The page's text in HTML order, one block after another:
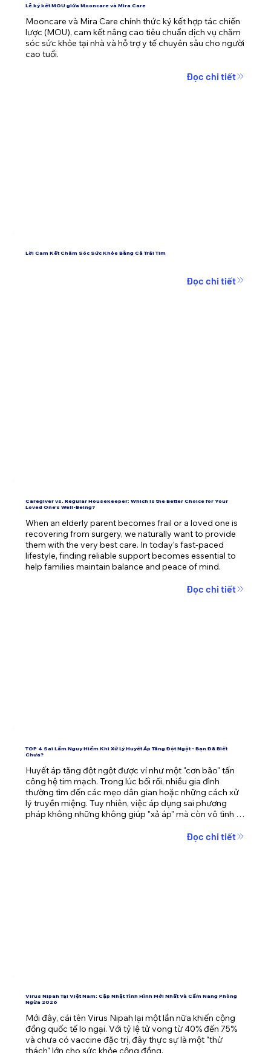
Lễ ký kết MOU giữa Mooncare và Mira Care
Mooncare và Mira Care chính thức ký kết hợp tác chiến
lược (MOU), cam kết nâng cao tiêu chuẩn dịch vụ chăm
sóc sức khỏe tại nhà và hỗ trợ y tế chuyên sâu cho người
cao tuổi.
Đọc chi tiết
Lời Cam Kết Chăm Sóc Sức Khỏe Bằng Cả Trái Tim
Đọc chi tiết
Caregiver vs. Regular Housekeeper: Which Is the Better Choice for Your
Loved One’s Well-Being?
When an elderly parent becomes frail or a loved one is
recovering from surgery, we naturally want to provide
them with the very best care. In today’s fast-paced
lifestyle, finding reliable support becomes essential to
help families maintain balance and peace of mind.
Đọc chi tiết
TOP 4 Sai Lầm Nguy Hiểm Khi Xử Lý Huyết Áp Tăng Đột Ngột – Bạn Đã Biết
Chưa?
Huyết áp tăng đột ngột được ví như một "cơn bão" tấn
công hệ tim mạch. Trong lúc bối rối, nhiều gia đình
thường tìm đến các mẹo dân gian hoặc những cách xử
lý truyền miệng. Tuy nhiên, việc áp dụng sai phương
pháp không những không giúp "xả áp" mà còn vô tình
Đọc chi tiết
Virus Nipah Tại Việt Nam: Cập Nhật Tình Hình Mới Nhất Và Cẩm Nang Phòng
Ngừa 2026
Mới đây, cái tên Virus Nipah lại một lần nữa khiến cộng
đồng quốc tế lo ngại. Với tỷ lệ tử vong từ 40% đến 75%
và chưa có vaccine đặc trị, đây thực sự là một "thử
thách" lớn cho sức khỏe cộng đồng.